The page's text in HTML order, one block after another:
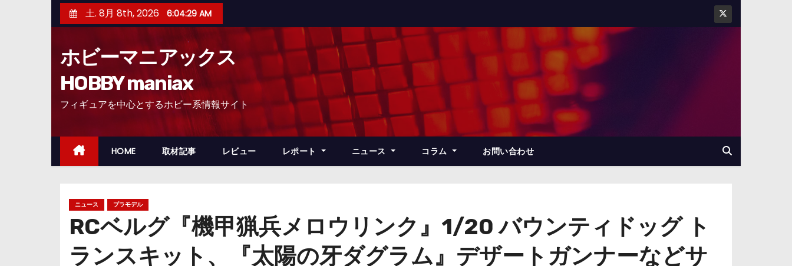
ン
ッ
土. 8月 8th, 2026 6:04:30 AM
ホビーマニアックス
HOBBY maniax
フィギュアを中心とするホビー系情報サイト
HOME 取材記事 レビュー レポート ニュース コラム お問い合わせ
ニュース プラモデル
RCベルグ『機甲猟兵メロウリンク』1/20 バウンティドッグ ト
ランスキット、『太陽の牙ダグラム』デザートガンナーなどサ